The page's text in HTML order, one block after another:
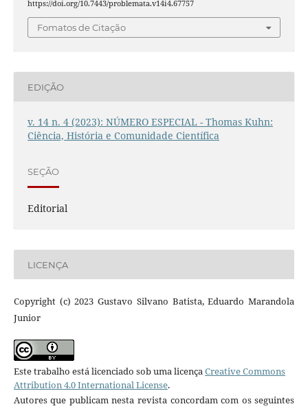
https://doi.org/10.7443/problemata.v14i4.67757
Fomatos de Citação
EDIÇÃO
v. 14 n. 4 (2023): NÚMERO ESPECIAL - Thomas Kuhn:
Ciência, História e Comunidade Científica
SEÇÃO
Editorial
LICENÇA
Copyright (c) 2023 Gustavo Silvano Batista, Eduardo Marandola
Junior
Este trabalho está licenciado sob uma licençaCreative Commons
Attribution 4.0 International License.
Autores que publicam nesta revista concordam com os seguintes